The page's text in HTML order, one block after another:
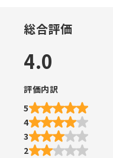
総合評価
4.0
評価内訳
5
4
3
2